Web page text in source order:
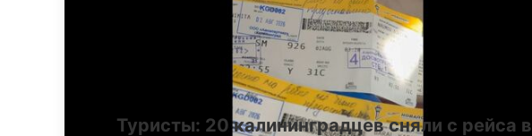
Туристы: 20 калининградцев сняли с рейса в